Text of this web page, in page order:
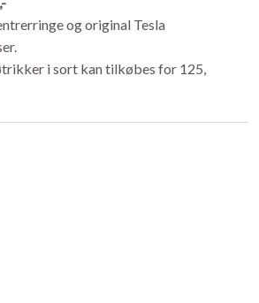
og original Tesla
i sort kan tilkøbes for 125,